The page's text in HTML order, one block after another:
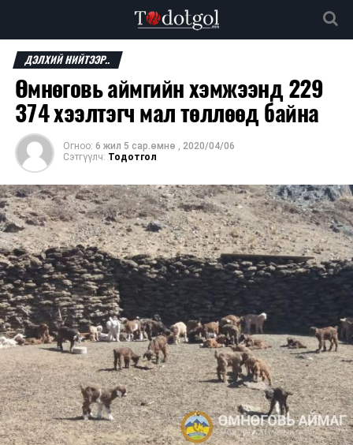
ДЭЛХИЙ НИЙТЭЭР..
Өмнөговь аймгийн хэмжээнд 229
374 хээлтэгч мал төллөөд байна
Огноо: 6 жил 5 сар.өмнө , 2020/04/06
Сэтгүүлч: Тодотгол